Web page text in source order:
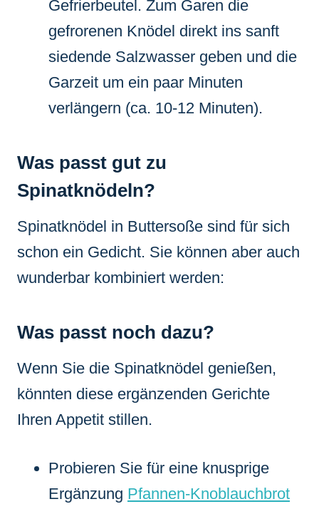
Gefrierbeutel. Zum Garen die
gefrorenen Knödel direkt ins sanft
siedende Salzwasser geben und die
Garzeit um ein paar Minuten
verlängern (ca. 10-12 Minuten).
Was passt gut zu
Spinatknödeln?
Spinatknödel in Buttersoße sind für sich
schon ein Gedicht. Sie können aber auch
wunderbar kombiniert werden:
Was passt noch dazu?
Wenn Sie die Spinatknödel genießen,
könnten diese ergänzenden Gerichte
Ihren Appetit stillen.
Probieren Sie für eine knusprige
Ergänzung Pfannen-Knoblauchbrot